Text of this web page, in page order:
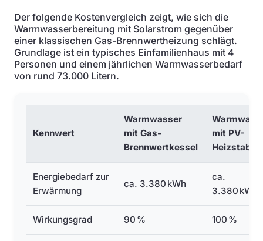
Der folgende Kostenvergleich zeigt, wie sich die
Warmwasserbereitung mit Solarstrom gegenüber
einer klassischen Gas-Brennwertheizung schlägt.
Grundlage ist ein typisches Einfamilienhaus mit 4
Personen und einem jährlichen Warmwasserbedarf
von rund 73.000 Litern.
Kennwert
Warmwasser
mit Gas-
Brennwertkessel
mit PV-
Heizstab
Energiebedarf zur
Erwärmung
ca. 3.380 kWh
ca.
3.380 kWh
Wirkungsgrad 90 % 100 %